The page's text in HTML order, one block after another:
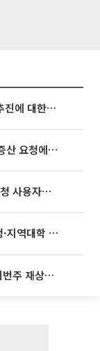
[특징주] 美 중국산 광트랜시버 규제 추진에 대한광통신 등 광통신株 강세
[특징주] “탄약 부족하다“ 美 국방부 증산 요청에⋯국내 방산주 급등세
현대차·기아, 이번 주 임단협 재개…하청 사용자성 재심도 ‘변수’
입시 연계 '착수'
최태원·노소영 '9440억 분할' 판결, 이번주 재상고 여부 주목